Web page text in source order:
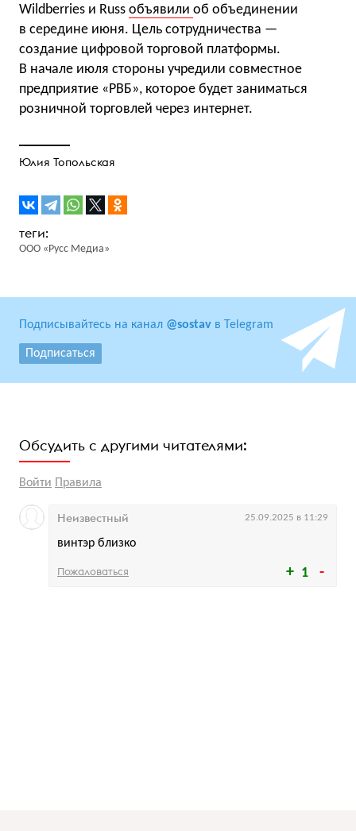
Wildberries и Russ объявили об объединении
в середине июня. Цель сотрудничества —
создание цифровой торговой платформы.
В начале июля стороны учредили совместное
предприятие «РВБ», которое будет заниматься
розничной торговлей через интернет.
Юлия Топольская
ООО «Русс Медиа»
Подписывайтесь на канал @sostav в Telegram
Подписаться
Обсудить с другими читателями:
Войти Правила
1
винтэр близко
Неизвестный 25.09.2025 в 11:29
Пожаловаться